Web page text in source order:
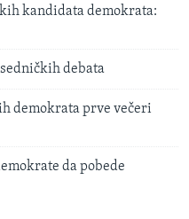
kandidata demokrata:
debata
demokrata prve večeri
da pobede